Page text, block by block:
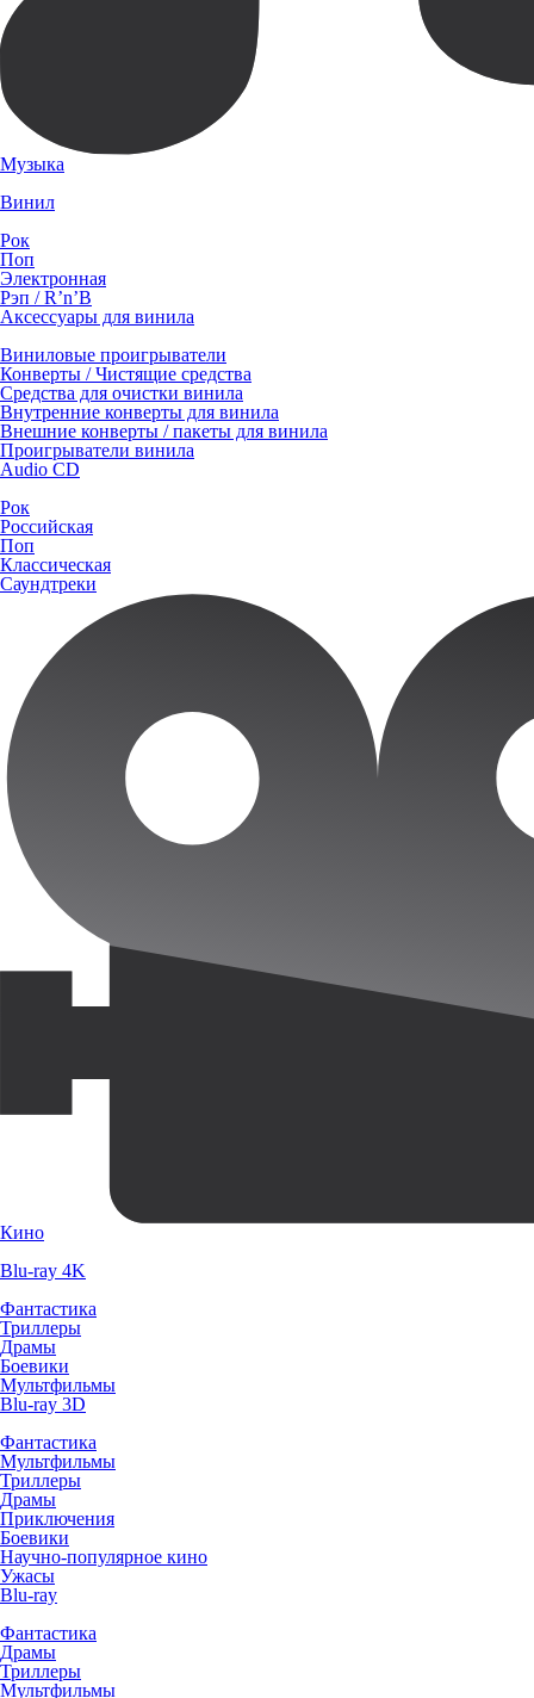
Музыка
Винил
Рок
Поп
Электронная
Рэп / R’n’B
Аксессуары для винила
Виниловые проигрыватели
Конверты / Чистящие средства
Средства для очистки винила
Внутренние конверты для винила
Внешние конверты / пакеты для винила
Проигрыватели винила
Audio CD
Рок
Российская
Поп
Классическая
Саундтреки
Кино
Blu-ray 4K
Фантастика
Триллеры
Драмы
Боевики
Мультфильмы
Blu-ray 3D
Фантастика
Мультфильмы
Триллеры
Драмы
Приключения
Боевики
Научно-популярное кино
Ужасы
Blu-ray
Фантастика
Драмы
Триллеры
Мультфильмы